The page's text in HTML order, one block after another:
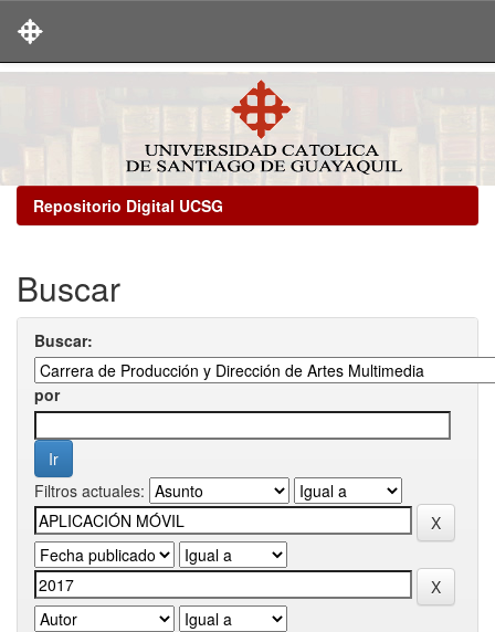
Repositorio Digital UCSG
Buscar
Buscar:
por
Filtros actuales: